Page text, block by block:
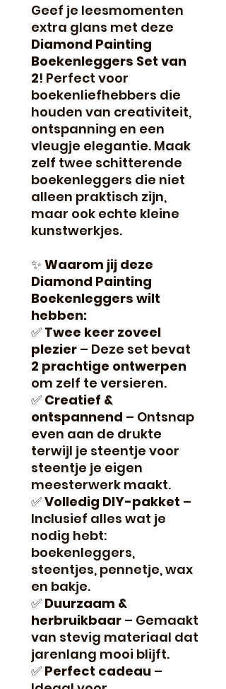
Geef je leesmomenten
extra glans met deze
Diamond Painting
Boekenleggers Set van
2! Perfect voor
boekenliefhebbers die
houden van creativiteit,
ontspanning en een
vleugje elegantie. Maak
zelf twee schitterende
boekenleggers die niet
alleen praktisch zijn,
maar ook echte kleine
kunstwerkjes.
✨ Waarom jij deze
Diamond Painting
Boekenleggers wilt
hebben:
✅ Twee keer zoveel
plezier – Deze set bevat
2 prachtige ontwerpen
om zelf te versieren.
✅ Creatief &
ontspannend – Ontsnap
even aan de drukte
terwijl je steentje voor
steentje je eigen
meesterwerk maakt.
✅Volledig DIY-pakket –
Inclusief alles wat je
nodig hebt:
boekenleggers,
steentjes, pennetje, wax
en bakje.
✅ Duurzaam &
herbruikbaar – Gemaakt
van stevig materiaal dat
jarenlang mooi blijft.
✅ Perfect cadeau –